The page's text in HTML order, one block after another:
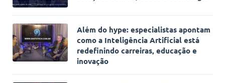
Além do hype: especialistas apontam
como a Inteligência Artificial está
redefinindo carreiras, educação e
inovação